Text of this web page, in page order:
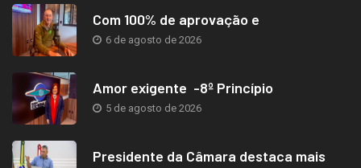
Com 100% de aprovação e
6 de agosto de 2026
Amor exigente -8º Princípio
5 de agosto de 2026
Presidente da Câmara destaca mais